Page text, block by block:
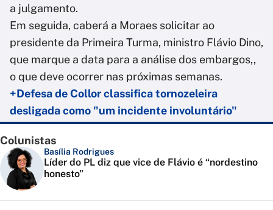
a julgamento.
Em seguida, caberá a Moraes solicitar ao
presidente da Primeira Turma, ministro Flávio Dino,
que marque a data para a análise dos embargos,,
o que deve ocorrer nas próximas semanas.
+Defesa de Collor classifica tornozeleira
desligada como "um incidente involuntário"
Colunistas
Basília Rodrigues
Líder do PL diz que vice de Flávio é “nordestino
honesto”